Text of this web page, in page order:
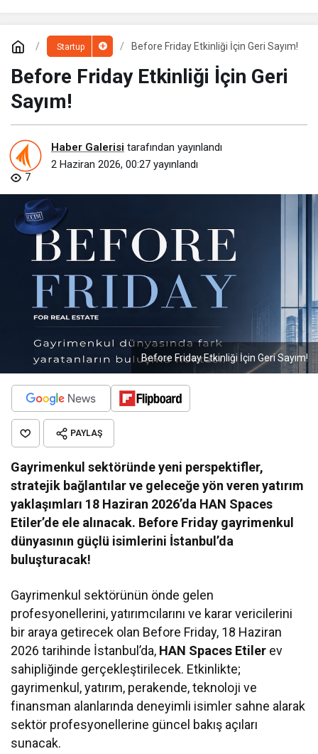
Startup Before Friday Etkinliği İçin Geri Sayım!
Before Friday Etkinliği İçin Geri
Sayım!
Haber Galerisi tarafından yayınlandı
2 Haziran 2026, 00:27 yayınlandı
7
Before Friday Etkinliği İçin Geri Sayım!
PAYLAŞ
Gayrimenkul sektöründe yeni perspektifler,
stratejik bağlantılar ve geleceğe yön veren yatırım
yaklaşımları 18 Haziran 2026’da HAN Spaces
Etiler’de ele alınacak. Before Friday gayrimenkul
dünyasının güçlü isimlerini İstanbul’da
buluşturacak!
Gayrimenkul sektörünün önde gelen
profesyonellerini, yatırımcılarını ve karar vericilerini
bir araya getirecek olan Before Friday, 18 Haziran
2026 tarihinde İstanbul’da, HAN Spaces Etiler ev
sahipliğinde gerçekleştirilecek. Etkinlikte;
gayrimenkul, yatırım, perakende, teknoloji ve
finansman alanlarında deneyimli isimler sahne alarak
sektör profesyonellerine güncel bakış açıları
sunacak.